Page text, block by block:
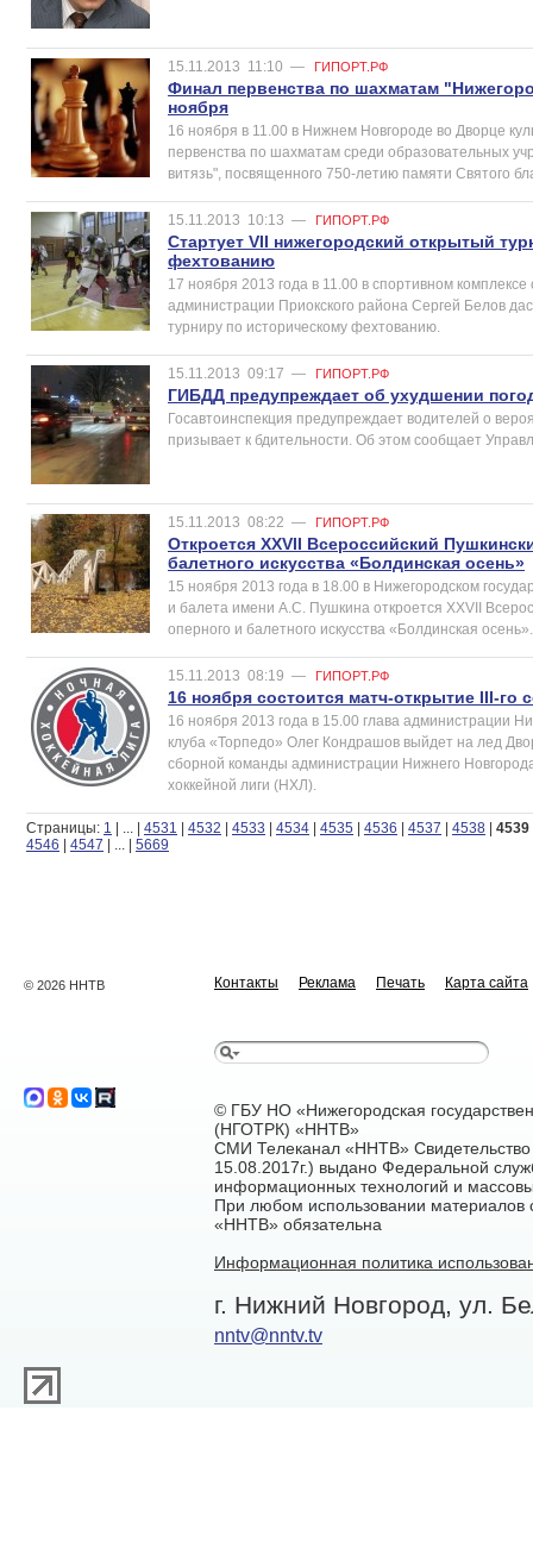
15.11.2013 11:10 — ГИПОРТ.РФ
Финал первенства по шахматам
ноября
16 ноября в 11.00 в Нижнем Новгороде во Дворце
первенства по шахматам среди образовательных
витязь", посвященного 750-летию памяти Святого
15.11.2013 10:13 — ГИПОРТ.РФ
Cтартует VII нижегородский открытый
фехтованию
17 ноября 2013 года в 11.00 в спортивном
администрации Приокского района Сергей Белов
турниру по историческому фехтованию.
15.11.2013 09:17 — ГИПОРТ.РФ
ГИБДД предупреждает об ухудшении
Госавтоинспекция предупреждает водителей о
призывает к бдительности. Об этом сообщает
15.11.2013 08:22 — ГИПОРТ.РФ
Откроется XXVII Всероссийский
балетного искусства «Болдинская осень»
15 ноября 2013 года в 18.00 в Нижегородском
и балета имени А.С. Пушкина откроется XXVII
оперного и балетного искусства «Болдинская осень».
15.11.2013 08:19 — ГИПОРТ.РФ
16 ноября состоится матч-открытие III-го
16 ноября 2013 года в 15.00 глава администрации
клуба «Торпедо» Олег Кондрашов выйдет на лед
сборной команды администрации Нижнего
хоккейной лиги (НХЛ).
Страницы: 1 | | 4531 | 4532 | 4533 | 4534 | 4535 | 4536 | 4537 | 4538 | 4539
4546 | 4547 | | 5669
© 2026 ННТВ Контакты Реклама Печать Карта сайта
© ГБУ НО «Нижегородская
(НГОТРК) «ННТВ»
СМИ Телеканал «ННТВ»
15.08.2017г.) выдано Федеральной
информационных технологий и
При любом использовании материалов
«ННТВ» обязательна
Информационная политика
г. Нижний Новгород, ул.
nntv@nntv.tv